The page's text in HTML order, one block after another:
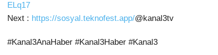
ELq17
Next : https://sosyal.teknofest.app/@kanal3tv
#Kanal3AnaHaber #Kanal3Haber #Kanal3